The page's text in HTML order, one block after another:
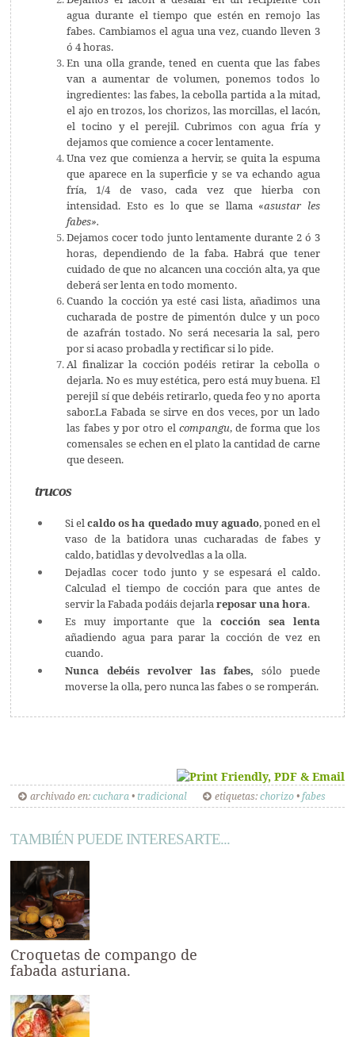
agua durante el tiempo que estén en remojo las
fabes. Cambiamos el agua una vez, cuando lleven 3
ó 4 horas.
En una olla grande, tened en cuenta que las fabes
van a aumentar de volumen, ponemos todos lo
ingredientes: las fabes, la cebolla partida a la mitad,
el ajo en trozos, los chorizos, las morcillas, el lacón,
el tocino y el perejil. Cubrimos con agua fría y
dejamos que comience a cocer lentamente.
Una vez que comienza a hervir, se quita la espuma
que aparece en la superficie y se va echando agua
fría, 1/4 de vaso, cada vez que hierba con
intensidad. Esto es lo que se llama «asustar les
fabes».
Dejamos cocer todo junto lentamente durante 2 ó 3
horas, dependiendo de la faba. Habrá que tener
cuidado de que no alcancen una cocción alta, ya que
deberá ser lenta en todo momento.
Cuando la cocción ya esté casi lista, añadimos una
cucharada de postre de pimentón dulce y unpoco
de azafrán tostado. No será necesaria la sal, pero
por si acaso probadla y rectificar si lo pide.
Al finalizar la cocción podéis retirar la cebolla o
dejarla. No es muy estética, pero está muy buena. El
perejil sí que debéis retirarlo, queda feo y no aporta
sabor.La Fabada se sirve en dos veces, por un lado
las fabes y por otro elcompangu, de forma que los
comensales se echen en el plato la cantidad de carne
que deseen.
trucos
Si elcaldo os ha quedado muy aguado, poned en el
vaso de la batidora unas cucharadas de fabes y
caldo, batidlas y devolvedlas a la olla.
Dejadlas cocer todo junto y se espesará el caldo.
Calculad el tiempo de cocción para que antes de
servir la Fabada podáis dejarlareposar una hora.
Es muy importante que la cocción sea lenta
añadiendo agua para parar la cocción de vez en
cuando.
Nunca debéis revolver las fabes, sólo puede
moverse la olla, pero nunca las fabes o se romperán.
archivado en:cuchara• tradicional etiquetas:chorizo•fabes
TAMBIÉN PUEDE INTERESARTE...
Croquetas de compango de
fabada asturiana.